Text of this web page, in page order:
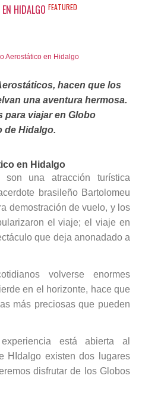
HIDALGO FEATURED
hacen que los
una aventura hermosa.
para viajar en Globo
de Hidalgo.
en Hidalgo
son una atracción turística
brasileño Bartolomeu
demostración de vuelo, y los
el viaje; el viaje en
que deja anonadado a
volverse enormes
en el horizonte, hace que
más preciosas que pueden
está abierta al
HIdalgo existen dos lugares
disfrutar de los Globos